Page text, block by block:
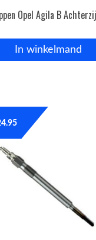
Opel Agila B
In winkelmand